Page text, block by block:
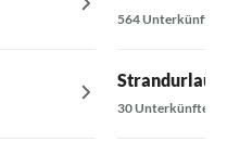
564 Unterkünfte
Strandurlaub
30 Unterkünfte